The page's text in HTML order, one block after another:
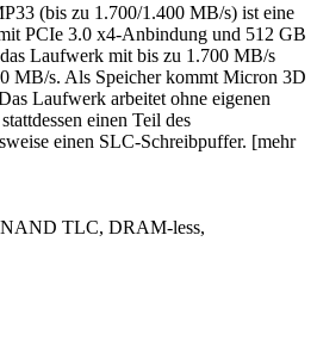
(bis zu 1.700/1.400 MB/s) ist eine
PCIe 3.0 x4-Anbindung und 512 GB
Laufwerk mit bis zu 1.700 MB/s
MB/s. Als Speicher kommt Micron 3D
Laufwerk arbeitet ohne eigenen
einen Teil des
einen SLC-Schreibpuffer. [mehr
TLC, DRAM-less,